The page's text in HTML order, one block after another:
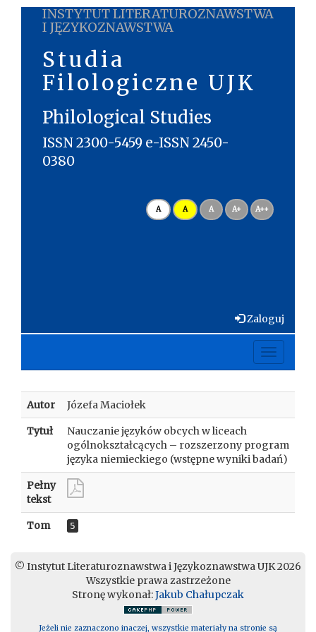
INSTYTUT LITERATUROZNAWSTWA
I JĘZYKOZNAWSTWA
Studia
Filologiczne UJK
Philological Studies
ISSN 2300-5459 e-ISSN 2450-
0380
A A A A+ A++
Zaloguj
Toggle
Autor Józefa Maciołek
Tytuł
Nauczanie języków obcych w liceach
ogólnokształcących – rozszerzony program
języka niemieckiego (wstępne wyniki badań)
Pełny
tekst
Tom 5
© Instytut Literaturoznawstwa i Językoznawstwa UJK 2026
Wszystkie prawa zastrzeżone
Stronę wykonał:Jakub Chałupczak
Jeżeli nie zaznaczono inaczej, wszystkie materiały na stronie są